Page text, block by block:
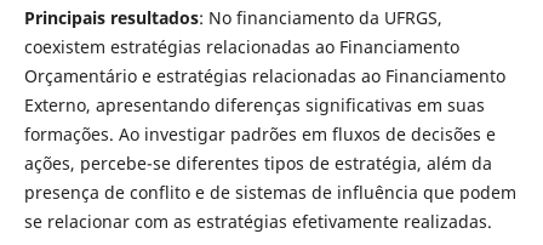
Principais resultados: No financiamento da UFRGS,
coexistem estratégias relacionadas ao Financiamento
Orçamentário e estratégias relacionadas ao Financiamento
Externo, apresentando diferenças significativas em suas
formações. Ao investigar padrões em fluxos de decisões e
ações, percebe-se diferentes tipos de estratégia, além da
presença de conflito e de sistemas de influência que podem
se relacionar com as estratégias efetivamente realizadas.